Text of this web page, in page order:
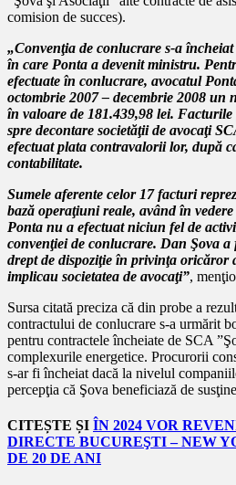
comision de succes).
„Convenţia de conlucrare s-a
în care Ponta a devenit ministru.
efectuate în conlucrare, avocatul
octombrie 2007 – decembrie 2008 un
în valoare de 181.439,98 lei.
spre decontare societăţii de avocaţi
efectuat plata contravalorii lor, după
contabilitate.
Sumele aferente celor 17 facturi
bază operaţiuni reale, având în
Ponta nu a efectuat niciun fel de
convenţiei de conlucrare. Dan Şova
drept de dispoziţie în privinţa oricăror
implicau societatea de avocaţi”,
Sursa citată preciza că din probe a
contractului de conlucrare s-a urmărit
pentru contractele încheiate de SCA
complexurile energetice. Procurorii
s-ar fi încheiat dacă la nivelul
percepţia că Şova beneficiază de
CITEȘTE ȘI ÎN 2024 VOR
DIRECTE BUCUREŞTI – NEW
DE 20 DE ANI